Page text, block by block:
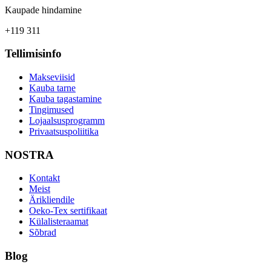
Kaupade hindamine
+119 311
Tellimisinfo
Makseviisid
Kauba tarne
Kauba tagastamine
Tingimused
Lojaalsusprogramm
Privaatsuspoliitika
NOSTRA
Kontakt
Meist
Ärikliendile
Oeko-Tex sertifikaat
Külalisteraamat
Sõbrad
Blog